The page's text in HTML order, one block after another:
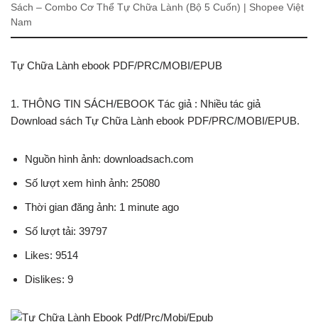
Sách – Combo Cơ Thể Tự Chữa Lành (Bộ 5 Cuốn) | Shopee Việt
Nam
Tự Chữa Lành ebook PDF/PRC/MOBI/EPUB
1. THÔNG TIN SÁCH/EBOOK Tác giả : Nhiều tác giả
Download sách Tự Chữa Lành ebook PDF/PRC/MOBI/EPUB.
Nguồn hình ảnh: downloadsach.com
Số lượt xem hình ảnh: 25080
Thời gian đăng ảnh: 1 minute ago
Số lượt tải: 39797
Likes: 9514
Dislikes: 9